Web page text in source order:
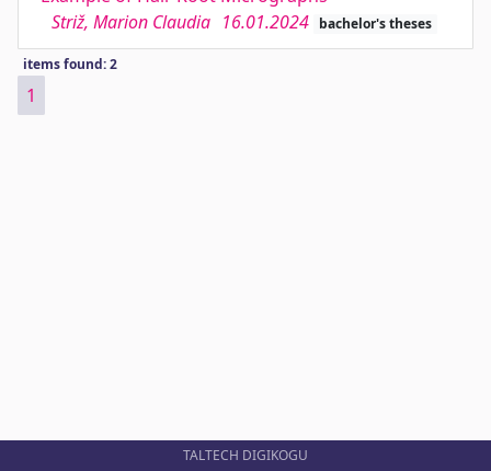
Striž, Marion Claudia 16.01.2024 bachelor's theses
items found: 2
1
TALTECH DIGIKOGU